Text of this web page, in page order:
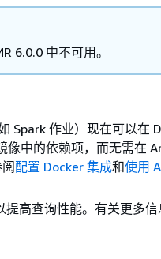
6.0.0 中不可用。
Spark 作业）现在可以在
像中的依赖项，而无需在
配置 Docker 集成和使用
提高查询性能。有关更多